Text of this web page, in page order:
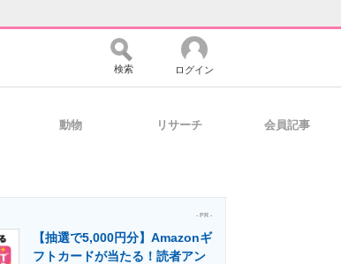
マーケ×ITの今がよく分かる
検索 ログイン
動物 リサーチ 会員記事
- PR -
【抽選で5,000円分】Amazonギ
フトカードが当たる！読者アン